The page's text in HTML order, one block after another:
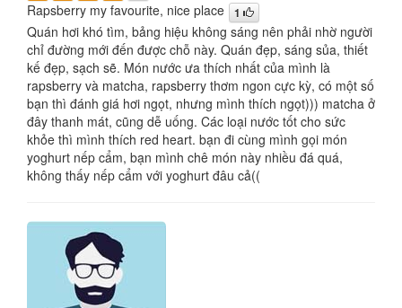
Rapsberry my favourite, nice place 1
Quán hơi khó tìm, bảng hiệu không sáng nên phải nhờ người
chỉ đường mới đến được chỗ này. Quán đẹp, sáng sủa, thiết
kế đẹp, sạch sẽ. Món nước ưa thích nhất của mình là
rapsberry và matcha, rapsberry thơm ngon cực kỳ, có một số
bạn thì đánh giá hơi ngọt, nhưng mình thích ngọt))) matcha ở
đây thanh mát, cũng dễ uống. Các loại nước tốt cho sức
khỏe thì mình thích red heart. bạn đi cùng mình gọi món
yoghurt nếp cẩm, bạn mình chê món này nhiều đá quá,
không thấy nếp cẩm với yoghurt đâu cả((